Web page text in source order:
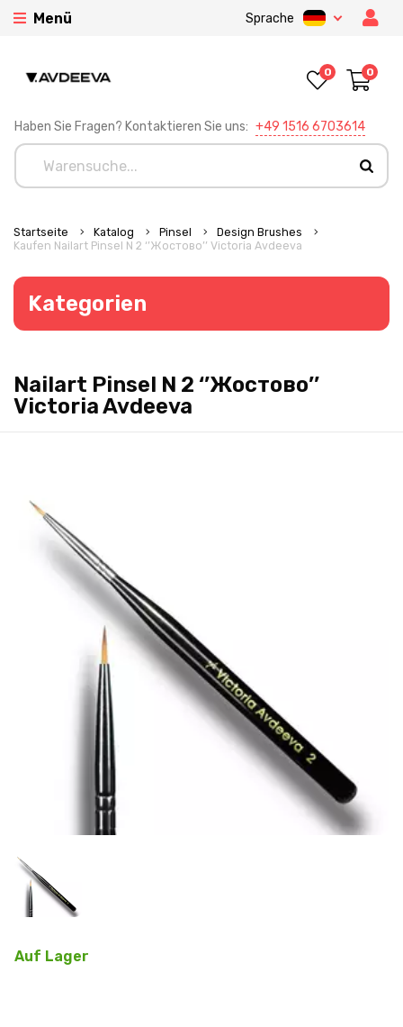
Menü Sprache
Haben Sie Fragen? Kontaktieren Sie uns: +49 1516 6703614
0 0
Startseite Katalog Pinsel
Design Brushes
Kaufen Nailart Pinsel N 2 ‘’Жостово’’ Victoria Avdeeva
Kategorien
Nailart Pinsel N 2 ‘’Жостово’’
Victoria Avdeeva
Auf Lager